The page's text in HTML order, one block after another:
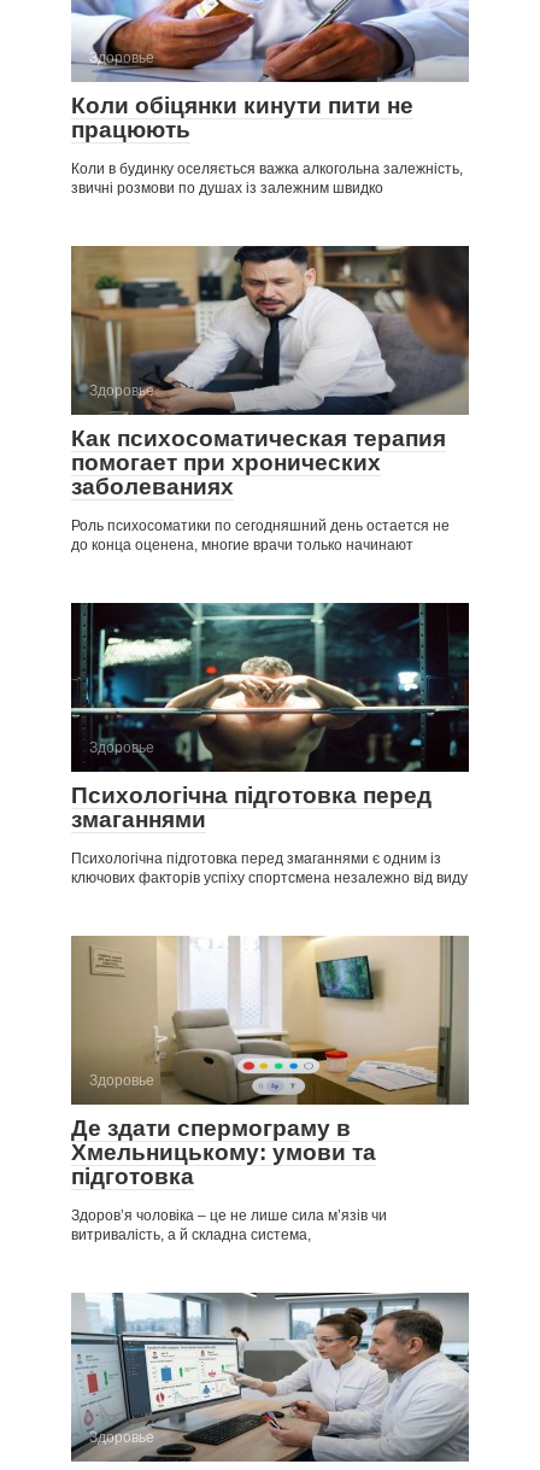
Здоровье
Коли обіцянки кинути пити не
працюють
Коли в будинку оселяється важка алкогольна залежність,
звичні розмови по душах із залежним швидко
Здоровье
Как психосоматическая терапия
помогает при хронических
заболеваниях
Роль психосоматики по сегодняшний день остается не
до конца оценена, многие врачи только начинают
Здоровье
Психологічна підготовка перед
змаганнями
Психологічна підготовка перед змаганнями є одним із
ключових факторів успіху спортсмена незалежно від виду
Здоровье
Де здати спермограму в
Хмельницькому: умови та
підготовка
Здоров’я чоловіка – це не лише сила м’язів чи
витривалість, а й складна система,
Здоровье